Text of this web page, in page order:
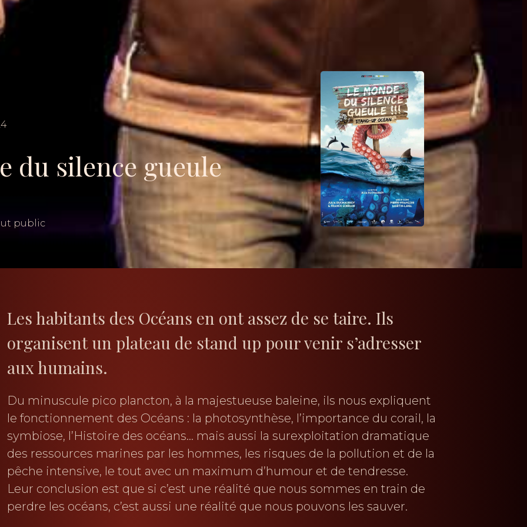
du silence gueule
public
Les habitants des Océans en ont assez de se taire. Ils
organisent un plateau de stand up pour venir s’adresser
aux humains.
Du minuscule pico plancton, à la majestueuse baleine, ils nous expliquent
le fonctionnement des Océans : la photosynthèse, l’importance du corail, la
symbiose, l’Histoire des océans… mais aussi la surexploitation dramatique
des ressources marines par les hommes, les risques de la pollution et de la
pêche intensive, le tout avec un maximum d’humour et de tendresse.
Leur conclusion est que si c’est une réalité que nous sommes en train de
perdre les océans, c’est aussi une réalité que nous pouvons les sauver.